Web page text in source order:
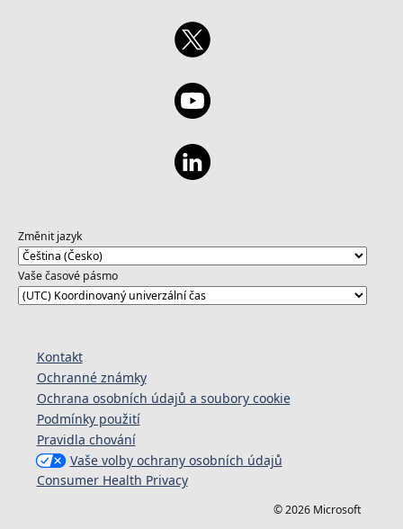
Změnit jazyk
Vaše časové pásmo
Kontakt
Ochranné známky
Ochrana osobních údajů a soubory cookie
Podmínky použití
Pravidla chování
Vaše volby ochrany osobních údajů
Consumer Health Privacy
© 2026 Microsoft